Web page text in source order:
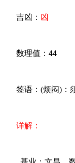
吉凶： 凶
数理值： 44
签语：(烦闷)：
详解：